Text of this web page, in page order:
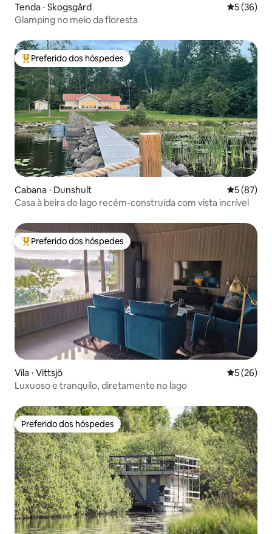
Tenda ⋅ Skogsgård 5 de uma
5 (36)
Glamping no meio da floresta
Entre os melhores preferidos dos hóspedes
Preferido dos hóspedes
Cabana ⋅ Dunshult 5 de uma
5 (87)
Casa à beira do lago recém-construída com vista incrível
Entre os melhores preferidos dos hóspedes
Preferido dos hóspedes
Vila ⋅ Vittsjö 5 de uma
5 (26)
Luxuoso e tranquilo, diretamente no lago
Preferido dos hóspedes
Preferido dos hóspedes